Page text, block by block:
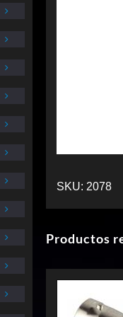
SKU: 2078
Productos